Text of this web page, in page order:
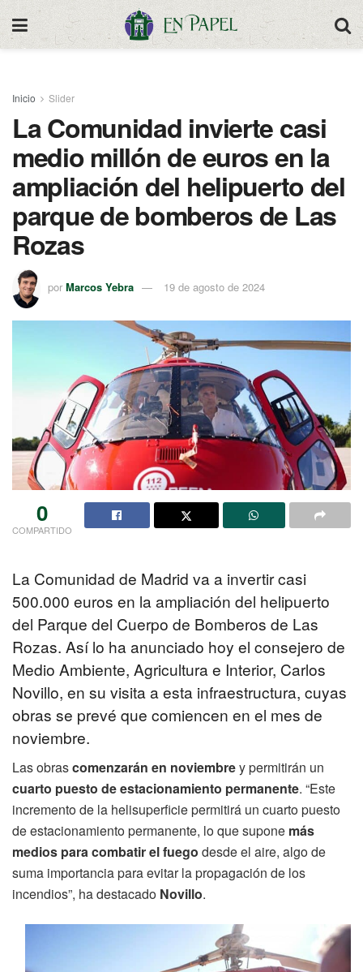
Inicio Slider
La Comunidad invierte casi
medio millón de euros en la
ampliación del helipuerto del
parque de bomberos de Las
Rozas
por Marcos Yebra 19 de agosto de 2024
0
COMPARTIDO
La Comunidad de Madrid va a invertir casi
500.000 euros en la ampliación del helipuerto
del Parque del Cuerpo de Bomberos de Las
Rozas. Así lo ha anunciado hoy el consejero de
Medio Ambiente, Agricultura e Interior, Carlos
Novillo, en su visita a esta infraestructura, cuyas
obras se prevé que comiencen en el mes de
noviembre.
Las obrascomenzarán en noviembrey permitirán un
cuarto puesto de estacionamiento permanente. “Este
incremento de la helisuperficie permitirá un cuarto puesto
de estacionamiento permanente, lo que supone más
medios para combatir el fuego desde el aire, algo de
suma importancia para evitar la propagación de los
incendios”, ha destacado Novillo.